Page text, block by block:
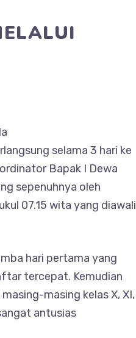
selama 3 hari ke
Bapak I Dewa
sepenuhnya oleh
07.15 wita yang diawali
hari pertama yang
tercepat. Kemudian
masing kelas X, XI,
antusias